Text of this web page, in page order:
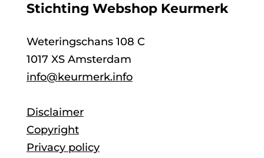
Stichting Webshop Keurmerk
Weteringschans 108 C
1017 XS Amsterdam
info@keurmerk.info
Disclaimer
Copyright
Privacy policy